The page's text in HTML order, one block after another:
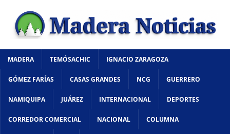
MADERA TEMÓSACHIC IGNACIO ZARAGOZA
GÓMEZ FARÍAS CASAS GRANDES NCG GUERRERO
NAMIQUIPA JUÁREZ INTERNACIONAL DEPORTES
CORREDOR COMERCIAL NACIONAL COLUMNA